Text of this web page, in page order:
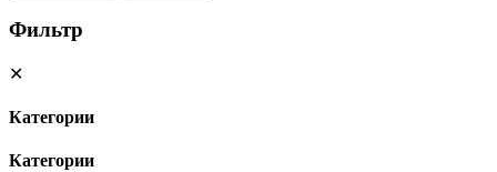
Фильтр
✕
Категории
Категории